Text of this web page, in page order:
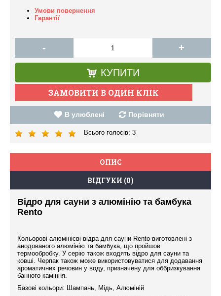
Умови повернення
Гарантії
- +
КУПИТИ
В улюблені Порівняти
Всього голосів: 3
ОПИС
ВІДГУКИ (0)
Відро для сауни з алюмінію та бамбука
Rento
Кольорові алюмінієві відра для сауни Rento виготовлені з
анодованого алюмінію та бамбука, що пройшов
термообробку. У серію також входять відро для сауни та
ковші. Черпак також може використовуватися для додавання
ароматичних речовин у воду, призначену для оббризкування
банного каміння.
Базові кольори: Шампань, Мідь, Алюміній